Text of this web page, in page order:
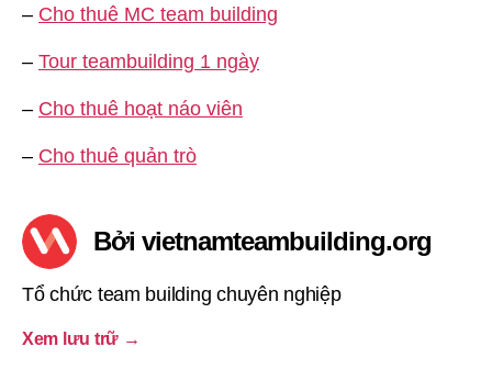
– Cho thuê MC team building
– Tour teambuilding 1 ngày
– Cho thuê hoạt náo viên
– Cho thuê quản trò
Bởi vietnamteambuilding.org
Tổ chức team building chuyên nghiệp
Xem lưu trữ →